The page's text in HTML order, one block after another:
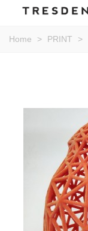
Home > PRINT >